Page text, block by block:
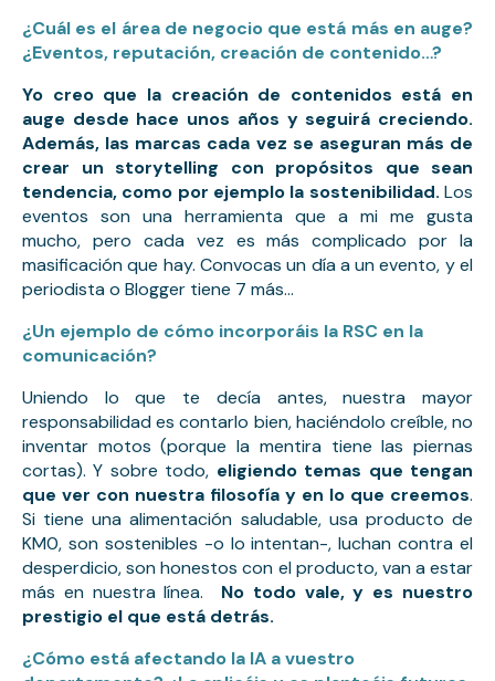
¿Cuál es el área de negocio que está más en auge?
¿Eventos, reputación, creación de contenido…?
Yo creo que la creación de contenidos está en
auge desde hace unos años y seguirá creciendo.
Además, las marcas cada vez se aseguran más de
crear un storytelling con propósitos que sean
tendencia, como por ejemplo la sostenibilidad. Los
eventos son una herramienta que a mi me gusta
mucho, pero cada vez es más complicado por la
masificación que hay. Convocas un día a un evento, y el
periodista o Blogger tiene 7 más…
¿Un ejemplo de cómo incorporáis la RSC en la
comunicación?
Uniendo lo que te decía antes, nuestra mayor
responsabilidad es contarlo bien, haciéndolo creíble, no
inventar motos (porque la mentira tiene las piernas
cortas). Y sobre todo, eligiendo temas que tengan
que ver con nuestra filosofía y en lo que creemos.
Si tiene una alimentación saludable, usa producto de
KM0, son sostenibles -o lo intentan-, luchan contra el
desperdicio, son honestos con el producto, van a estar
más en nuestra línea. No todo vale, y es nuestro
prestigio el que está detrás.
¿Cómo está afectando la IA a vuestro